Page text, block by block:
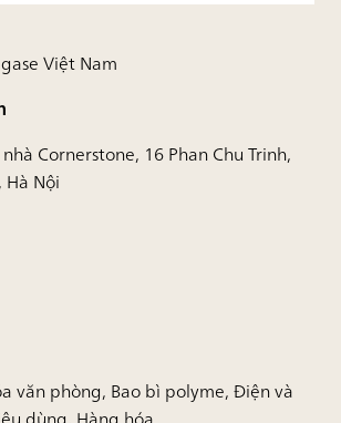
Việt Nam
Cornerstone, 16 Phan Chu Trinh,
Nội
văn phòng, Bao bì polyme, Điện và